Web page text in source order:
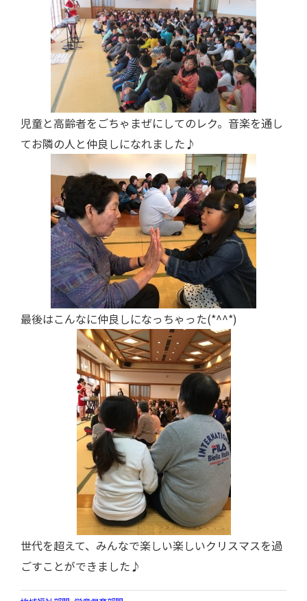
児童と高齢者をごちゃまぜにしてのレク。音楽を通し
てお隣の人と仲良しになれました♪
最後はこんなに仲良しになっちゃった(*^^*)
世代を超えて、みんなで楽しい楽しいクリスマスを過
ごすことができました♪